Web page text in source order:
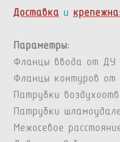
Доставка и
Параметры:
Фланцы ввода от ДУ
Фланцы контуров
Патрубки
Патрубки
Межосевое